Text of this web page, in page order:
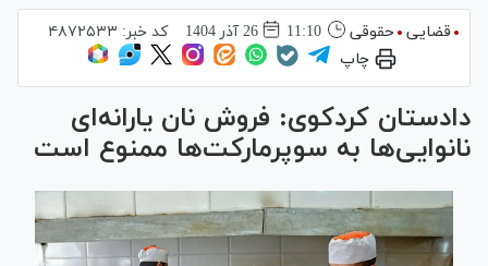
قضایی حقوقی 11:10 26 آذر 1404 کد خبر: ۴۸۷۲۵۳۳
چاپ
دادستان کردکوی: فروش نان یارانه‌ای
نانوایی‌ها به سوپرمارکت‌ها ممنوع است